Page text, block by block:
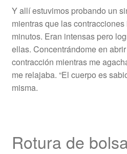
Y allí estuvimos probando un
mientras que las
minutos. Eran intensas pero
ellas. Concentrándome en
contracción mientras me
me relajaba. “El cuerpo es
misma.
Rotura de